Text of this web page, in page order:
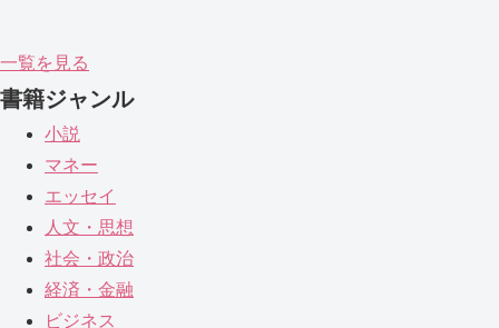
一覧を見る
書籍ジャンル
小説
マネー
エッセイ
人文・思想
社会・政治
経済・金融
ビジネス